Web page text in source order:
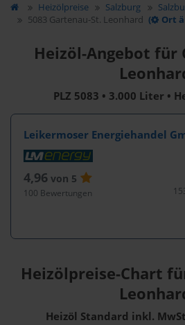
Heizölpreise Salzburg
5083 Gartenau-St. Leonhard ( Ort
Heizöl-Angebot für
PLZ 5083 • 3.000 Liter •
Leikermoser Energiehandel
4,96von 5
100 Bewertungen
Heizölpreise-Chart
Heizöl Standard inkl.